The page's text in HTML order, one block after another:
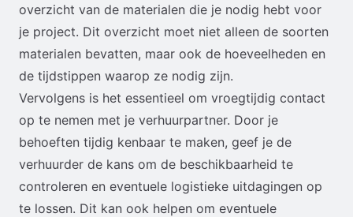
overzicht van de materialen die je nodig hebt voor
je project. Dit overzicht moet niet alleen de soorten
materialen bevatten, maar ook de hoeveelheden en
de tijdstippen waarop ze nodig zijn.
Vervolgens is het essentieel om vroegtijdig contact
op te nemen met je verhuurpartner. Door je
behoeften tijdig kenbaar te maken, geef je de
verhuurder de kans om de beschikbaarheid te
controleren en eventuele logistieke uitdagingen op
te lossen. Dit kan ook helpen om eventuele